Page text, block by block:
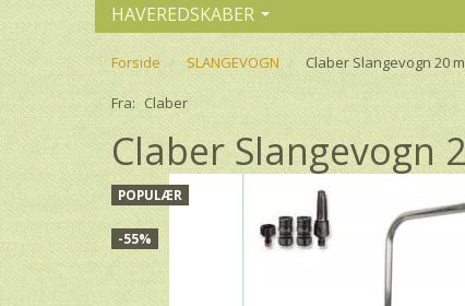
HAVEREDSKABER
Forside SLANGEVOGN Claber Slangevogn 20 m
Fra: Claber
Claber Slangevogn
POPULÆR
-55%